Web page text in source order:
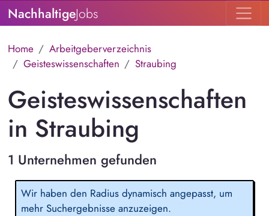
NachhaltigeJobs
Home
Arbeitgeberverzeichnis
Geisteswissenschaften
Straubing
Geisteswissenschaften
in Straubing
1 Unternehmen gefunden
Wir haben den Radius dynamisch angepasst, um
mehr Suchergebnisse anzuzeigen.